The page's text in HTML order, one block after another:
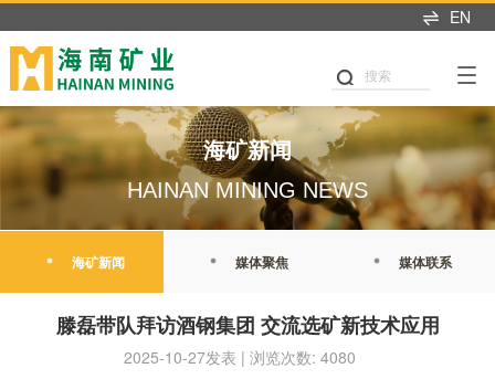
EN
首页
关于我们
董事长致辞
企业简介
发展历程
管理团队
发展战略
产业布局
产业布局
铁矿石
石油天然气
新能源
投资"双轮驱动，持续推进
战略转型，目前已完成"铁
可持续发展
可持续发展
党建引领
公司治理
商业道德
环境与生态
职业健康与安全
投资者中心
投资者关系
业绩交流
信息披露
股市行情
研究报告
联系我们
新闻中心
新闻中心
海矿新闻
媒体聚焦
媒体联系
新动态和创新成果的窗
口，致力于与您保持紧密
人才招聘
加入我们
热招职位
职业发展
海矿人
心动力。我们重视团队合
作、开放沟通、持续学习
搜索
海矿新闻
HAINAN MINING NEWS
海矿新闻 媒体聚焦 媒体联系
滕磊带队拜访酒钢集团 交流选矿新技术应用
2025-10-27发表 | 浏览次数: 4080